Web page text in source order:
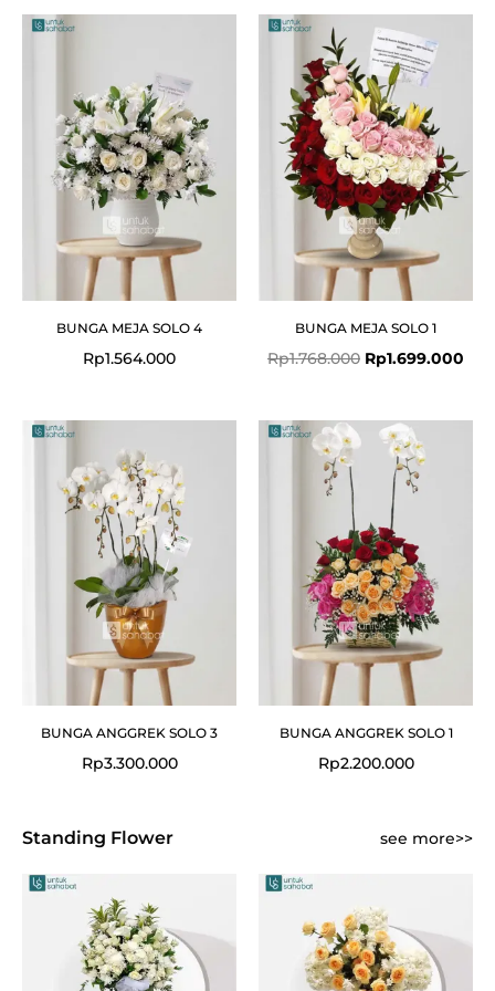
BUNGA MEJA SOLO 4
Rp1.564.000
BUNGA MEJA SOLO 1
Rp1.768.000
Original
price
was:
Rp1.768.000.
Rp1.699.000
BUNGA ANGGREK SOLO 3
Rp3.300.000
BUNGA ANGGREK SOLO 1
Rp2.200.000
Standing Flower see more>>
price
was:
Rp1.200.000.